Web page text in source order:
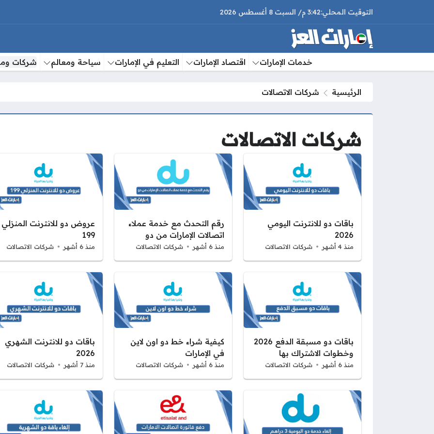
3:42 م السبت 8 أغسطس 2026
خدمات الإمارات اقتصاد الإمارات التعليم في الإمارات سياحة ومعالم شركات
الرئيسية شركات الاتصالات
شركات الاتصالات
باقات دو للانترنت اليومي
2026
منذ 4 أشهر شركات الاتصالات
رقم التحدث مع خدمة عملاء
اتصالات الإمارات من دو
منذ 6 أشهر شركات الاتصالات
عروض دو للانترنت المنزلي
199
منذ 6 أشهر شركات الاتصالات
باقات دو مسبقة الدفع 2026
وخطوات الاشتراك بها
منذ 6 أشهر شركات الاتصالات
كيفية شراء خط دو اون لاين
في الإمارات
منذ 6 أشهر شركات الاتصالات
باقات دو للانترنت الشهري
2026
منذ 7 أشهر شركات الاتصالات